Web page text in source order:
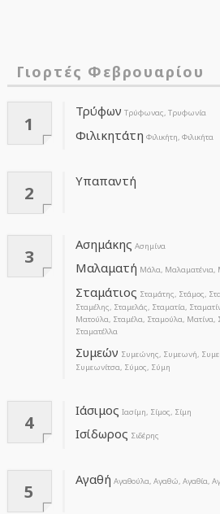
Γιορτές Φεβρουαρίου
1
Τρύφων Τρύφωνας, Τρυφωνία
Φιλικητάτη Φιλικήτη, Φιλικήτα
2
Υπαπαντή
3
Ασημάκης Ασημίνα
Μαλαματή Μάλα, Μαλαματένια,
Σταμάτιος Σταμάτης, Στάμος,
Σταμέλης, Σταμελάς, Σταματία,
Ματούλα, Σταμέλα, Σταμούλα, Ματίνα,
Σταματέλλα
Συμεών Συμεώνης, Συμεωνή,
Συμεωνίτσα, Σύμος, Σύμη
4
Ιάσιμος Ιασίμη, Σίμος, Σίμη
Ισίδωρος Σιδέρης
5
Αγαθή Αγαθούλα, Αγαθώ, Αγαθία,